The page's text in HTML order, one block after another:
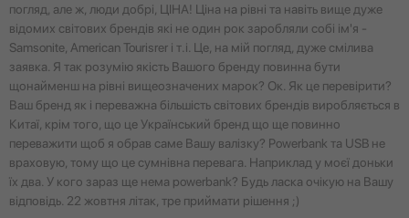
погляд, але ж, люди добрі, ЦІНА! Ціна на рівні та навіть вище дуже
відомих світових брендів які не один рок заробляли собі ім'я -
Samsonite, American Tourisrer і т.і. Це, на мій погляд, дуже смілива
заявка. Я так розумію якість Вашого бренду повинна бути
щонайменш на рівні вищеозначених марок? Ок. Як це перевірити?
Ваш бренд як і переважна більшість світових брендів виробляється в
Китаї, крім того, що це Український бренд що ще повинно
переважити щоб я обрав саме Вашу валізку? Powerbank та USB не
враховую, тому що це сумнівна перевага. Наприклад у моєї доньки
їх два. У кого зараз ще нема powerbank? Будь ласка очікую на Вашу
відповідь. 22 жовтня літак, тре приймати рішення ;)